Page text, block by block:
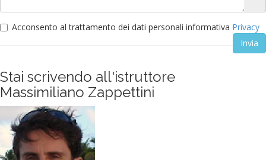
Acconsento al trattamento dei dati personali informativa Privacy
Stai scrivendo all'istruttore
Massimiliano Zappettini